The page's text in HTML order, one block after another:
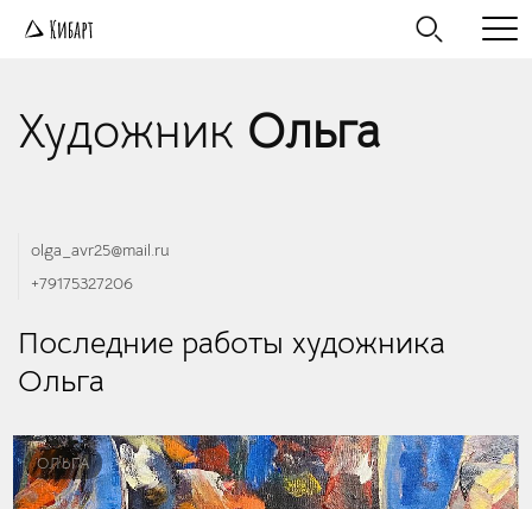
Художник Ольга
olga_avr25@mail.ru
+79175327206
Последние работы художника
Ольга
ОЛЬГА